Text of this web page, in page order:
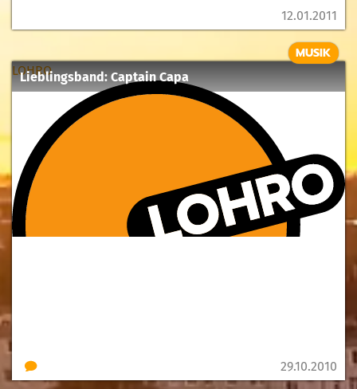
12.01.2011
LOHRO
Lieblingsband: Captain Capa
MUSIK
29.10.2010